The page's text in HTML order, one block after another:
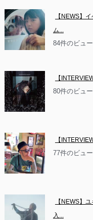
【NEWS】
ム...
84件のビュー
【
80件のビュー
【
77件のビュー
【NEWS】
入...